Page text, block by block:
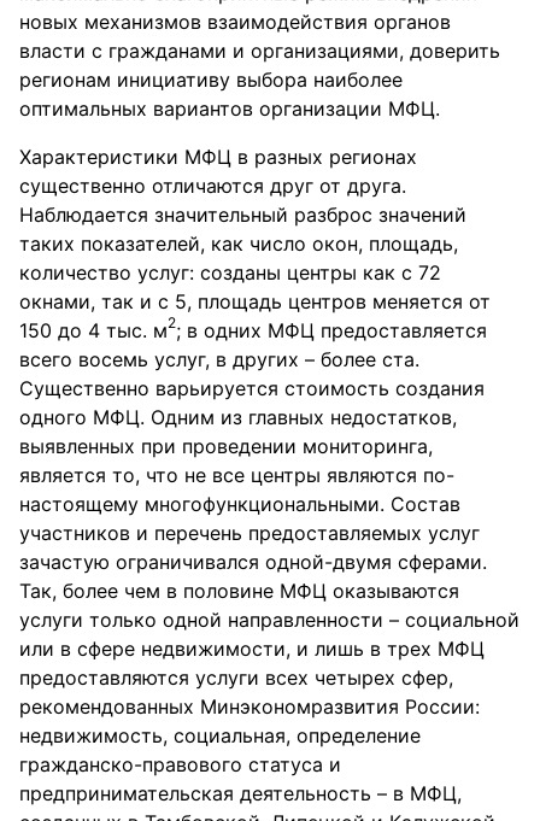
новых механизмов взаимодействия органов
власти с гражданами и организациями, доверить
регионам инициативу выбора наиболее
оптимальных вариантов организации МФЦ.
Характеристики МФЦ в разных регионах
существенно отличаются друг от друга.
Наблюдается значительный разброс значений
таких показателей, как число окон, площадь,
количество услуг: созданы центры как с 72
окнами, так и с 5, площадь центров меняется от
150 до 4 тыс. м2; в одних МФЦ предоставляется
всего восемь услуг, в других – более ста.
Существенно варьируется стоимость создания
одного МФЦ. Одним из главных недостатков,
выявленных при проведении мониторинга,
является то, что не все центры являются по-
настоящему многофункциональными. Состав
участников и перечень предоставляемых услуг
зачастую ограничивался одной-двумя сферами.
Так, более чем в половине МФЦ оказываются
услуги только одной направленности – социальной
или в сфере недвижимости, и лишь в трех МФЦ
предоставляются услуги всех четырех сфер,
рекомендованных Минэкономразвития России:
недвижимость, социальная, определение
гражданско-правового статуса и
предпринимательская деятельность – в МФЦ,